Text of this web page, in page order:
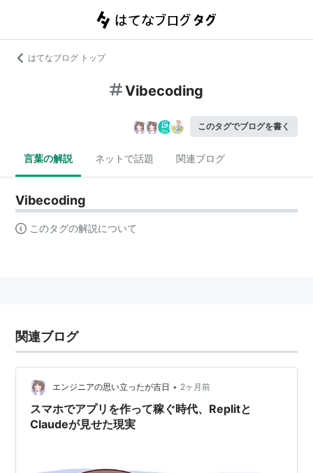
はてなブログ トップ
Vibecoding
このタグでブログを書く
言葉の解説 ネットで話題 関連ブログ
Vibecoding
このタグの解説について
関連ブログ
エンジニアの思い立ったが吉日 • 2ヶ月前
スマホでアプリを作って稼ぐ時代、Replitと
Claudeが見せた現実